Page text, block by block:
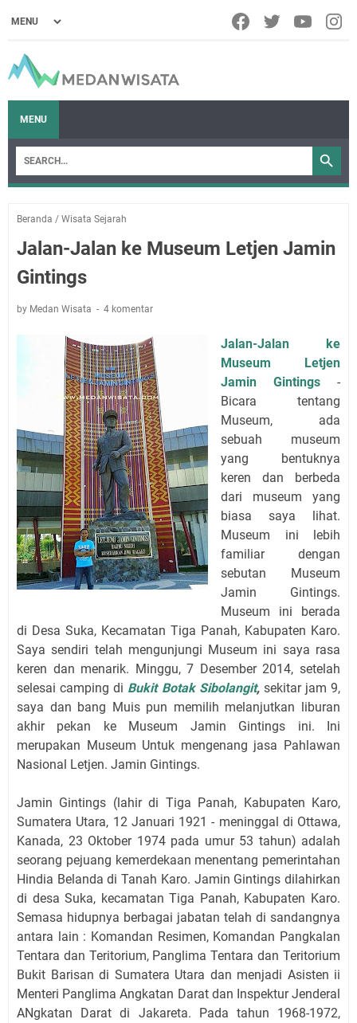
MENU
Beranda / Wisata Sejarah
Jalan-Jalan ke Museum Letjen Jamin
Gintings
by Medan Wisata 4 komentar
Jalan-Jalan ke
Museum Letjen
Jamin Gintings -
Bicara tentang
Museum, ada
sebuah museum
yang bentuknya
keren dan berbeda
dari museum yang
biasa saya lihat.
Museum ini lebih
familiar dengan
sebutan Museum
Jamin Gintings.
Museum ini berada
di Desa Suka, Kecamatan Tiga Panah, Kabupaten Karo.
Saya sendiri telah mengunjungi Museum ini saya rasa
keren dan menarik. Minggu, 7 Desember 2014, setelah
selesai camping di Bukit Botak Sibolangit, sekitar jam 9,
saya dan bang Muis pun memilih melanjutkan liburan
akhir pekan ke Museum Jamin Gintings ini. Ini
merupakan Museum Untuk mengenang jasa Pahlawan
Nasional Letjen. Jamin Gintings.
Jamin Gintings (lahir di Tiga Panah, Kabupaten Karo,
Sumatera Utara, 12 Januari 1921 - meninggal di Ottawa,
Kanada, 23 Oktober 1974 pada umur 53 tahun) adalah
seorang pejuang kemerdekaan menentang pemerintahan
Hindia Belanda di Tanah Karo. Jamin Gintings dilahirkan
di desa Suka, kecamatan Tiga Panah, Kabupaten Karo.
Semasa hidupnya berbagai jabatan telah di sandangnya
antara lain : Komandan Resimen, Komandan Pangkalan
Tentara dan Teritorium, Panglima Tentara dan Teritorium
Bukit Barisan di Sumatera Utara dan menjadi Asisten ii
Menteri Panglima Angkatan Darat dan Inspektur Jenderal
ANgkatan Darat di Jakareta. Pada tahun 1968-1972,